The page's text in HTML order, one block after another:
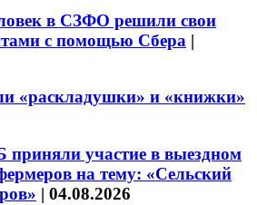
в СЗФО решили свои
с помощью Сбера |
«раскладушки» и «книжки»
участие в выездном
на тему: «Сельский
| 04.08.2026